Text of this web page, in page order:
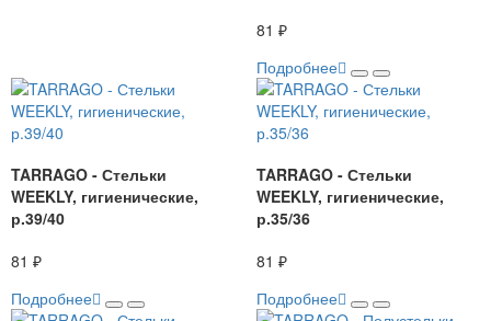
81 ₽
Подробнее
TARRAGO - Стельки
WEEKLY, гигиенические,
р.39/40
81 ₽
Подробнее
TARRAGO - Стельки
WEEKLY, гигиенические,
р.35/36
81 ₽
Подробнее